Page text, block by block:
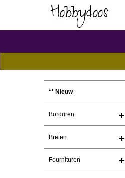
** Nieuw
Borduren
Breien
Fournituren